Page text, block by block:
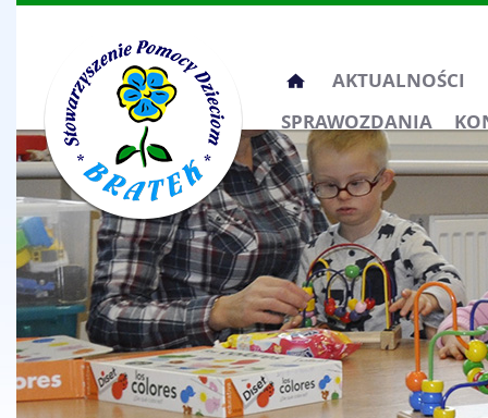
Przeskocz
do
treści
AKTUALNOŚCI
SPRAWOZDANIA